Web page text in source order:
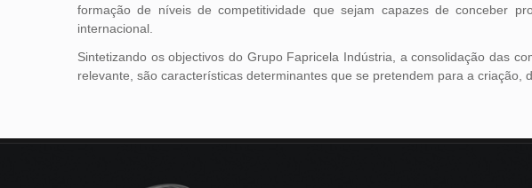
formação de níveis de competitividade que sejam capazes de conceber
internacional.
Sintetizando os objectivos do Grupo Fapricela Indústria, a consolidação das
relevante, são características determinantes que se pretendem para a criação,